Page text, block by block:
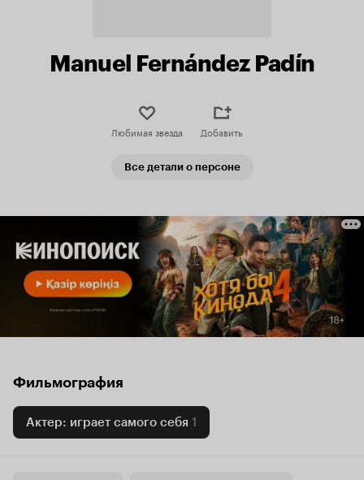
Manuel Fernández Padín
Любимая звезда Добавить
Все детали о персоне
Фильмография
Актер: играет самого себя 1